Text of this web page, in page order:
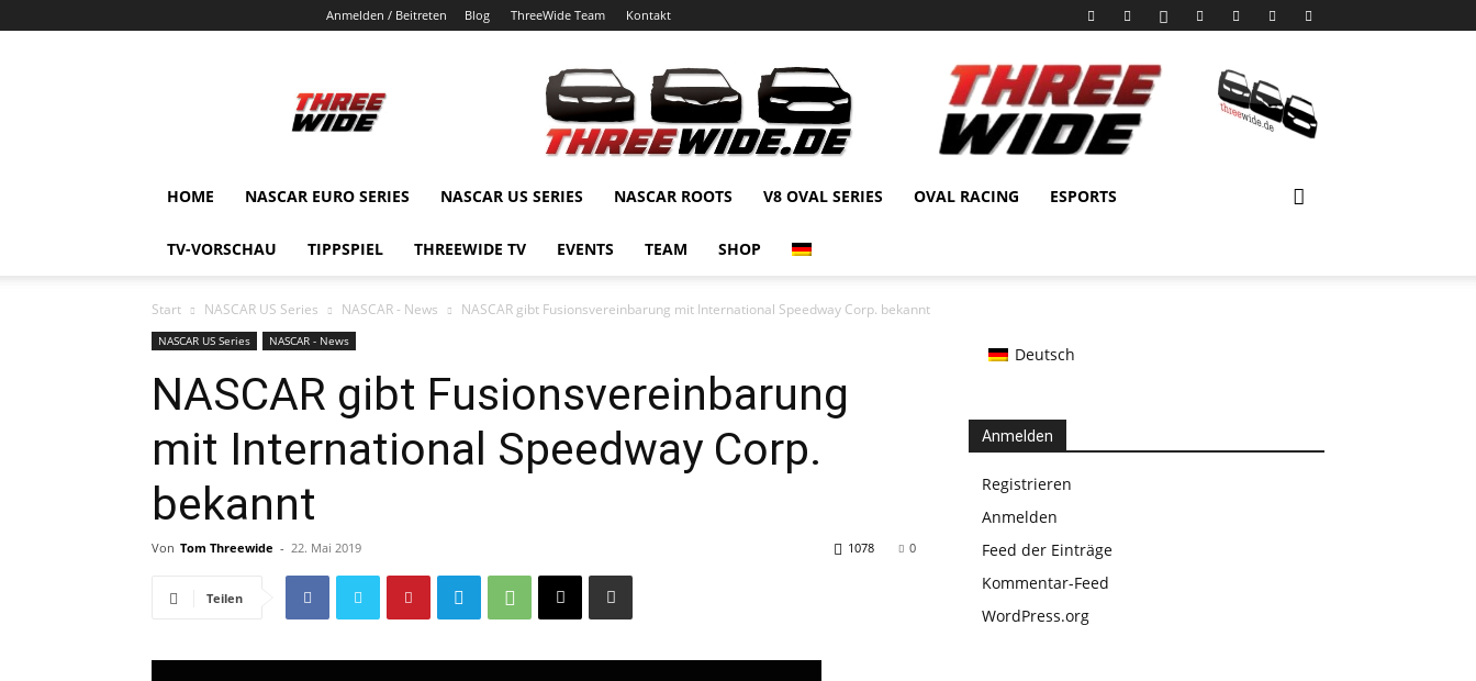
Anmelden / Beitreten Blog ThreeWide Team Kontakt
HOME NASCAR EURO SERIES NASCAR US SERIES NASCAR ROOTS V8 OVAL SERIES OVAL RACING ESPORTS
TV-VORSCHAU TIPPSPIEL THREEWIDE TV EVENTS TEAM SHOP
Start NASCAR US Series NASCAR - News NASCAR gibt Fusionsvereinbarung mit International Speedway Corp. bekannt
NASCAR US Series NASCAR - News
NASCAR gibt Fusionsvereinbarung
mit International Speedway Corp.
bekannt
Von Tom Threewide - 22. Mai 2019 0
1078
Teilen
Deutsch
Anmelden
Registrieren
Anmelden
Feed der Einträge
Kommentar-Feed
WordPress.org